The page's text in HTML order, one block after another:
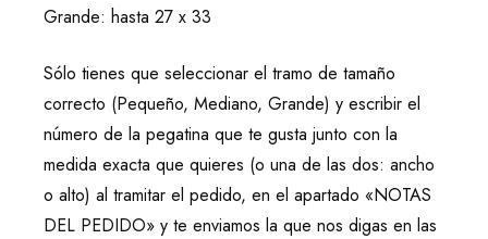
Grande: hasta 27 x 33
Sólo tienes que seleccionar el tramo de tamaño
correcto (Pequeño, Mediano, Grande) y escribir el
número de la pegatina que te gusta junto con la
medida exacta que quieres (o una de las dos: ancho
o alto) al tramitar el pedido, en el apartado «NOTAS
DEL PEDIDO» y te enviamos la que nos digas en las